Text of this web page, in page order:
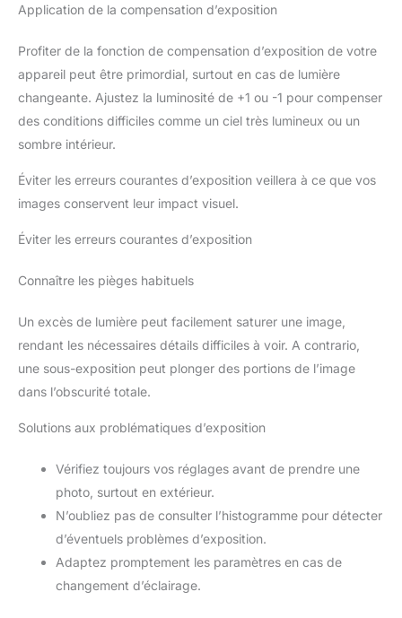
Application de la compensation d’exposition
Profiter de la fonction de compensation d’exposition de votre
appareil peut être primordial, surtout en cas de lumière
changeante. Ajustez la luminosité de +1 ou -1 pour compenser
des conditions difficiles comme un ciel très lumineux ou un
sombre intérieur.
Éviter les erreurs courantes d’exposition veillera à ce que vos
images conservent leur impact visuel.
Éviter les erreurs courantes d’exposition
Connaître les pièges habituels
Un excès de lumière peut facilement saturer une image,
rendant les nécessaires détails difficiles à voir. A contrario,
une sous-exposition peut plonger des portions de l’image
dans l’obscurité totale.
Solutions aux problématiques d’exposition
Vérifiez toujours vos réglages avant de prendre une
photo, surtout en extérieur.
N’oubliez pas de consulter l’histogramme pour détecter
d’éventuels problèmes d’exposition.
Adaptez promptement les paramètres en cas de
changement d’éclairage.